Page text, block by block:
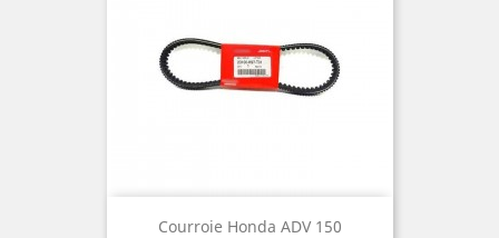
Courroie Honda ADV 150